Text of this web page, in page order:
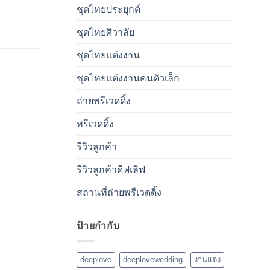
ชุดไทยประยุกต์
ชุดไทยศิวาลัย
ชุดไทยแต่งงาน
ชุดไทยแต่งงานคนตัวเล็ก
ถ่ายพรีเวดดิ้ง
พรีเวดดิ้ง
รีวิวลูกค้า
รีวิวลูกค้าดีฟเลิฟ
สถานที่ถ่ายพรีเวดดิ้ง
ป้ายกำกับ
deeplove deeplovewedding งานแต่ง